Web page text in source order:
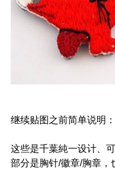
继续贴图之前简单说明：
这些是千葉純一设计、
部分是胸针/徽章/胸章，